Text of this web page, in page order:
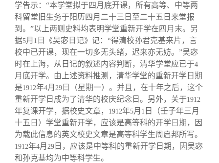
学告示：“本学堂拟于四月底开课，所有高等、中等两
科留堂旧生务于阳历四月二十三日至二十五日来堂报
到。”以上两则史料均表明学堂重新开学在四月末。另
据5月 1 日《吴宓日记》记：“得清校孙君克基来片，言
校中已开课，现在一切多无头绪，迟来亦无妨。”吴宓
时在上海，从日记的叙述内容判断，清华学堂应已于4
月底开学。由上述资料推测，清华学堂的重新开学日期
是1912年4月 29 日（星期一）。并且，在十年之后，这个
重新开学日成为了清华的校庆纪念日。另外，关于1912
年复课开学，据校史文章， 1912年5月 1 日（壬子年三月
十五日）学堂重新开学，应该是高等科的开学日期，因
为载此信息的英文校史文章是高等科学生周启邦所写。
1912年4月 29 日，应该是中等科的重新开学日期，因吴宓
和孙克基均为中等科学生。